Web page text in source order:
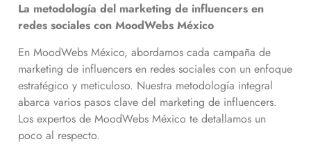
La metodología del marketing de influencers en
redes sociales con MoodWebs México
En MoodWebs México, abordamos cada campaña de
marketing de influencers en redes sociales con un enfoque
estratégico y meticuloso. Nuestra metodología integral
abarca varios pasos clave del marketing de influencers.
Los expertos de MoodWebs México te detallamos un
poco al respecto.